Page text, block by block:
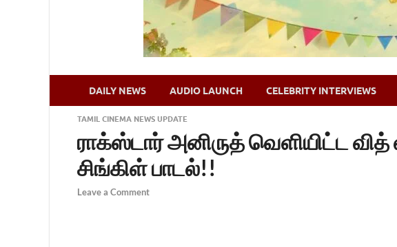
DAILY NEWS AUDIO LAUNCH CELEBRITY INTERVIEWS
TAMIL CINEMA NEWS UPDATE
ராக்ஸ்டார் அனிருத் வெளியிட்ட
சிங்கிள் பாடல்!!
Leave a Comment